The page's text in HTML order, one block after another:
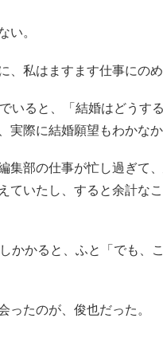
い。
、私はますます仕事にのめ
いると、「結婚はどうす
実際に結婚願望もわかなか
集部の仕事が忙し過ぎて
ていたし、すると余計な
かかると、ふと「でも
ったのが、俊也だった。